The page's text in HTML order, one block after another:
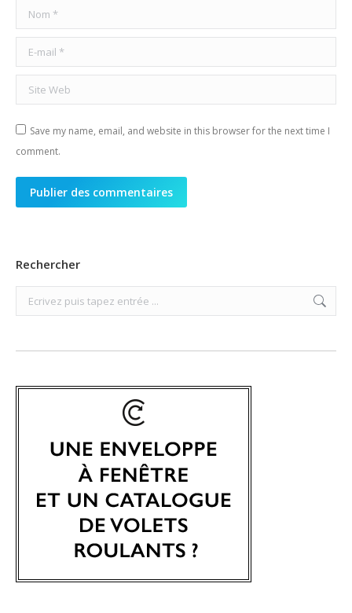
Nom *
E-mail *
Site Web
Save my name, email, and website in this browser for the next time I
comment.
Publier des commentaires
Rechercher
Search: